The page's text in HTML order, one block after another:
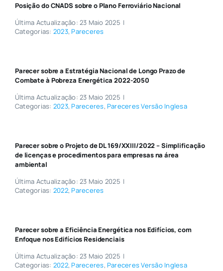
Posição do CNADS sobre o Plano Ferroviário Nacional
Última Actualização: 23 Maio 2025 |
Categorias: 2023,Pareceres
Parecer sobre a Estratégia Nacional de Longo Prazo de
Combate à Pobreza Energética 2022-2050
Última Actualização: 23 Maio 2025 |
Categorias: 2023,Pareceres, Pareceres Versão Inglesa
Parecer sobre o Projeto de DL 169/XXIII/2022 – Simplificação
de licenças e procedimentos para empresas na área
ambiental
Última Actualização: 23 Maio 2025 |
Categorias: 2022,Pareceres
Parecer sobre a Eficiência Energética nos Edifícios, com
Enfoque nos Edifícios Residenciais
Última Actualização: 23 Maio 2025 |
Categorias: 2022,Pareceres, Pareceres Versão Inglesa